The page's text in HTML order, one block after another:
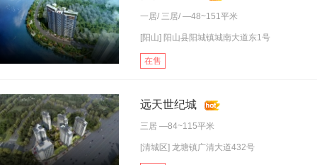
一居/ 三居/ —48~151平米
[阳山] 阳山县阳城镇城南大道东1号
在售
远天世纪城
三居 —84~115平米
[清城区] 龙塘镇广清大道432号